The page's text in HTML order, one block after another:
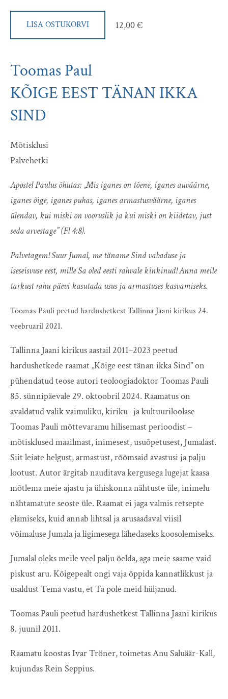
LISA OSTUKORVI 12,00 €
Toomas Paul
KÕIGE EEST TÄNAN IKKA
SIND
Mõtisklusi
Palvehetki
Apostel Paulus õhutas: „Mis iganes on tõene, iganes auväärne,
iganes õige, iganes puhas, iganes armastusväärne, iganes
ülendav, kui miski on vooruslik ja kui miski on kiidetav, just
seda arvestage” (Fl 4:8).
Palvetagem! Suur Jumal, me täname Sind vabaduse ja
iseseisvuse eest, mille Sa oled eesti rahvale kinkinud! Anna meile
tarkust rahu päevi kasutada usus ja armastuses kasvamiseks.
Toomas Pauli peetud hardushetkest Tallinna Jaani kirikus 24.
veebruaril 2021.
Tallinna Jaani kirikus aastail 2011‒2023 peetud
hardushetkede raamat „Kõige eest tänan ikka Sind” on
pühendatud teose autori teoloogiadoktor Toomas Pauli
85. sünnipäevale 29. oktoobril 2024. Raamatus on
avaldatud valik vaimuliku, kiriku- ja kultuuriloolase
Toomas Pauli mõttevaramu hilisemast perioodist –
mõtisklused maailmast, inimesest, usuõpetusest, Jumalast.
Siit leiate helgust, armastust, rõõmsaid avastusi ja palju
lootust. Autor ärgitab nauditava kergusega lugejat kaasa
mõtlema meie ajastu ja ühiskonna nähtuste üle, inimelu
nähtamatute seoste üle. Raamat ei jaga valmis retsepte
elamiseks, kuid annab lihtsal ja arusaadaval viisil
võimaluse Jumala ja ligimesega lähedaseks koosolemiseks.
Jumalal oleks meile veel palju öelda, aga meie saame vaid
piskust aru. Kõigepealt ongi vaja õppida kannatlikkust ja
usaldust Tema vastu, et Ta pole meid hüljanud.
Toomas Pauli peetud hardushetkest Tallinna Jaani kirikus
8. juunil 2011.
Raamatu koostas Ivar Tröner, toimetas Anu Saluäär-Kall,
kujundas Rein Seppius.